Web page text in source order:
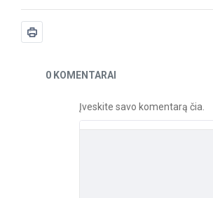
Naujienos
0 KOMENTARAI
Įveskite savo komentarą čia.